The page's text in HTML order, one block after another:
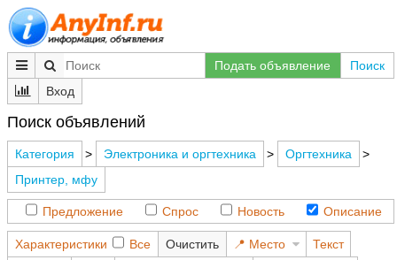
Подать объявление
Поиск
Вход
Поиск объявлений
Категория > Электроника и оргтехника > Оргтехника
>
Принтер, мфу
Предложение Спрос Новость Описание
Характеристики Все Очистить Место
Текст